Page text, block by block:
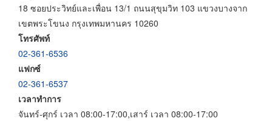
18 ซอยประวิทย์และเพื่อน 13/1 ถนนสุขุมวิท 103 แขวงบางจาก
เขตพระโขนง กรุงเทพมหานคร 10260
โทรศัพท์
02-361-6536
แฟกซ์
02-361-6537
เวลาทำการ
จันทร์-ศุกร์ เวลา 08:00-17:00,เสาร์ เวลา 08:00-17:00